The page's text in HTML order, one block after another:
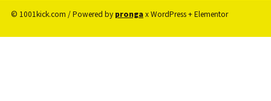
© 1001kick.com / Powered by prongax WordPress + Elementor